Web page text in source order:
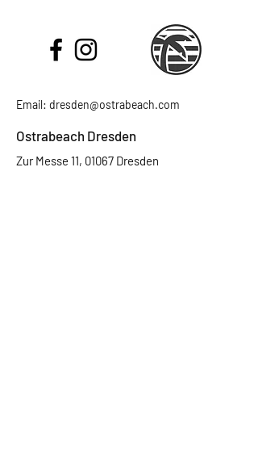
Email: dresden@ostrabeach.com
Ostrabeach Dresden
Zur Messe 11, 01067 Dresden